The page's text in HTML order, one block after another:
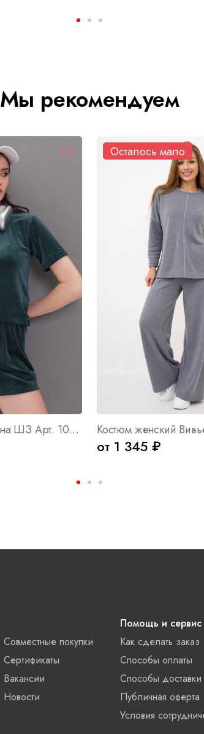
Мы рекомендуем
Костюм женский Диана ШЗ Арт. 10023
Осталось мало
Костюм женский
от 1 345 ₽
Совместные покупки
Сертификаты
Вакансии
Новости
Помощь и сервис
Как сделать заказ
Способы оплаты
Способы доставки
Публичная оферта
Условия